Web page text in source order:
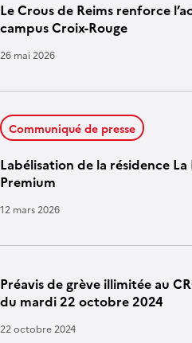
Le Crous de Reims renforce
campus Croix-Rouge
26 mai 2026
Labélisation de la résidence
Premium
Communiqué de presse
12 mars 2026
Préavis de grève illimitée au
du mardi 22 octobre 2024
22 octobre 2024